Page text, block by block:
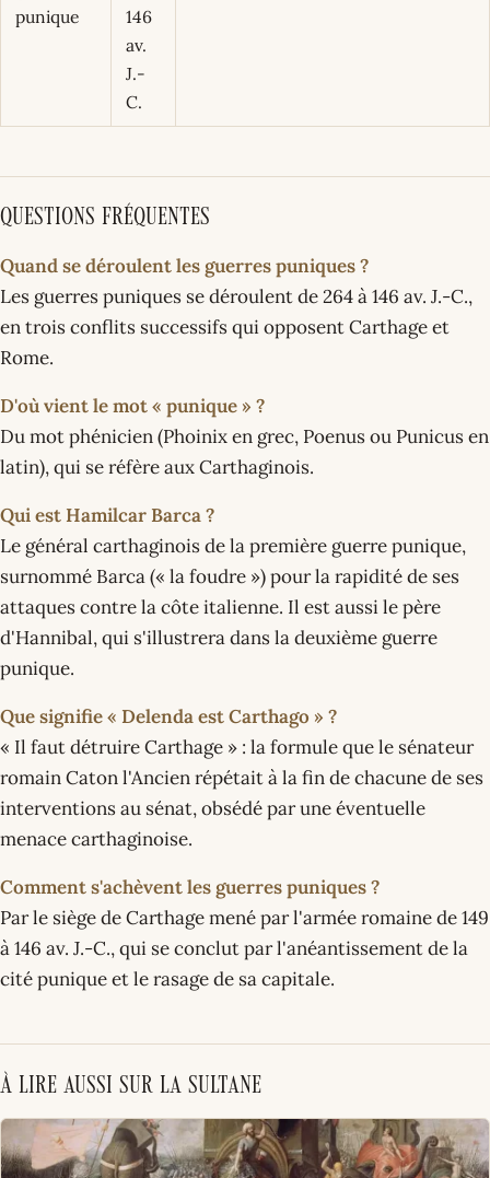
punique
146
av.
J.-
C.
Questions fréquentes
Quand se déroulent les guerres puniques ?
Les guerres puniques se déroulent de 264 à 146 av. J.-C.,
en trois conflits successifs qui opposent Carthage et
Rome.
D'où vient le mot « punique » ?
Du mot phénicien (Phoinix en grec, Poenus ou Punicus en
latin), qui se réfère aux Carthaginois.
Qui est Hamilcar Barca ?
Le général carthaginois de la première guerre punique,
surnommé Barca (« la foudre ») pour la rapidité de ses
attaques contre la côte italienne. Il est aussi le père
d'Hannibal, qui s'illustrera dans la deuxième guerre
punique.
Que signifie « Delenda est Carthago » ?
« Il faut détruire Carthage » : la formule que le sénateur
romain Caton l'Ancien répétait à la fin de chacune de ses
interventions au sénat, obsédé par une éventuelle
menace carthaginoise.
Comment s'achèvent les guerres puniques ?
Par le siège de Carthage mené par l'armée romaine de 149
à 146 av. J.-C., qui se conclut par l'anéantissement de la
cité punique et le rasage de sa capitale.
À lire aussi sur La Sultane